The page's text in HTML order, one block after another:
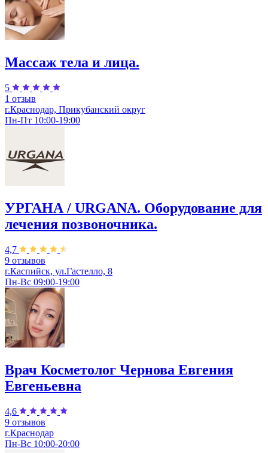
Массаж тела и лица.
5
1 отзыв
г.Краснодар, Прикубанский округ
Пн-Пт 10:00-19:00
УРГАНА / URGANA. Оборудование для
лечения позвоночника.
4,7
9 отзывов
г.Каспийск, ул.Гастелло, 8
Пн-Вс 09:00-19:00
Врач Косметолог Чернова Евгения
Евгеньевна
4,6
9 отзывов
г.Краснодар
Пн-Вс 10:00-20:00